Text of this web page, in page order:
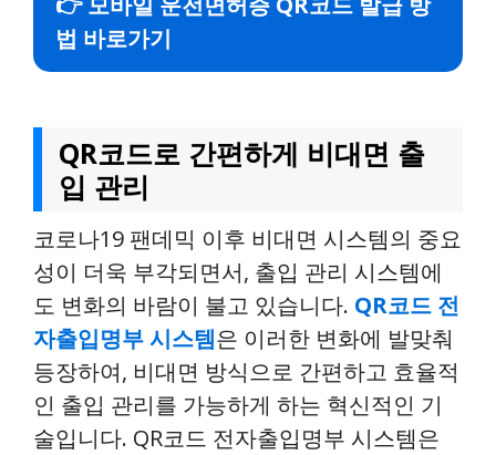
법 바로가기
QR코드로 간편하게 비대면 출
입 관리
코로나19 팬데믹 이후 비대면 시스템의 중요
성이 더욱 부각되면서, 출입 관리 시스템에
도 변화의 바람이 불고 있습니다. QR코드 전
자출입명부 시스템은 이러한 변화에 발맞춰
등장하여, 비대면 방식으로 간편하고 효율적
인 출입 관리를 가능하게 하는 혁신적인 기
술입니다. QR코드 전자출입명부 시스템은